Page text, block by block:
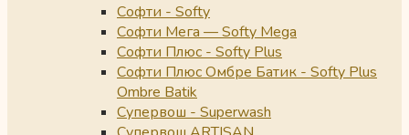
Софти - Softy
Софти Мега — Softy Mega
Софти Плюс - Softy Plus
Софти Плюс Омбре Батик - Softy Plus
Ombre Batik
Супервош - Superwash